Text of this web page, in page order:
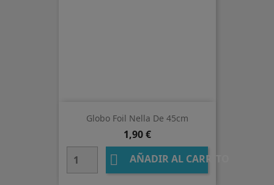
Globo Foil Nella De 45cm
Precio
1,90 €
 AÑADIR AL CARRITO